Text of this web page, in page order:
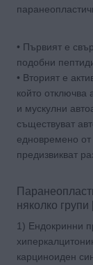
• Първият е
подобни
• Вторият е
който отключва
и мускулни
съществуват
едновремено от
предизвикват
няколко групи
1) Ендокринни
карциноиден